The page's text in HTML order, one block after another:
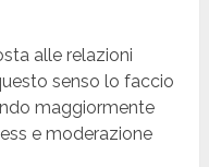
alle relazioni
senso lo faccio
maggiormente
e moderazione